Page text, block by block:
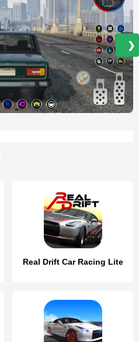
❯
Real Drift Car Racing Lite